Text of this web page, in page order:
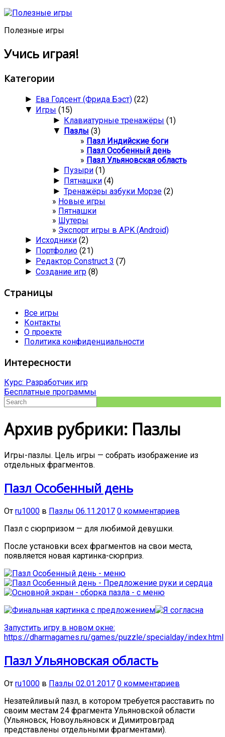
Полезные игры
Учись играя!
Категории
► Ева Годсент (Фрида Бэст) (22)
▼ Игры (15)
► Клавиатурные тренажёры (1)
▼ Пазлы (3)
Пазл Индийские боги
Пазл Особенный день
Пазл Ульяновская область
► Пузыри (1)
► Пятнашки (4)
► Тренажёры азбуки Морзе (2)
Новые игры
Пятнашки
Шутеры
Экспорт игры в APK (Android)
► Исходники (2)
► Портфолио (21)
► Редактор Construct 3 (7)
► Создание игр (8)
Страницы
Все игры
Контакты
О проекте
Политика конфиденциальности
Интересности
Курс: Разработчик игр
Бесплатные программы
Архив рубрики: Пазлы
Игры-пазлы. Цель игры — собрать изображение из
отдельных фрагментов.
Пазл Особенный день
От ru1000 в Пазлы 06.11.2017 0 комментариев
Пазл с сюрпризом — для любимой девушки.
После установки всех фрагментов на свои места,
появляется новая картинка-сюрприз.
Запустить игру в новом окне:
https://dharmagames.ru/games/puzzle/specialday/index.html
Пазл Ульяновская область
От ru1000 в Пазлы 02.01.2017 0 комментариев
Незатейливый пазл, в котором требуется расставить по
своим местам 24 фрагмента Ульяновской области
(Ульяновск, Новоульяновск и Димитровград
представлены отдельными фрагментами).